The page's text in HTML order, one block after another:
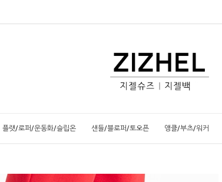
플랫/로퍼/운동화/슬립온 샌들/블로퍼/토오픈 앵클/부츠/워커